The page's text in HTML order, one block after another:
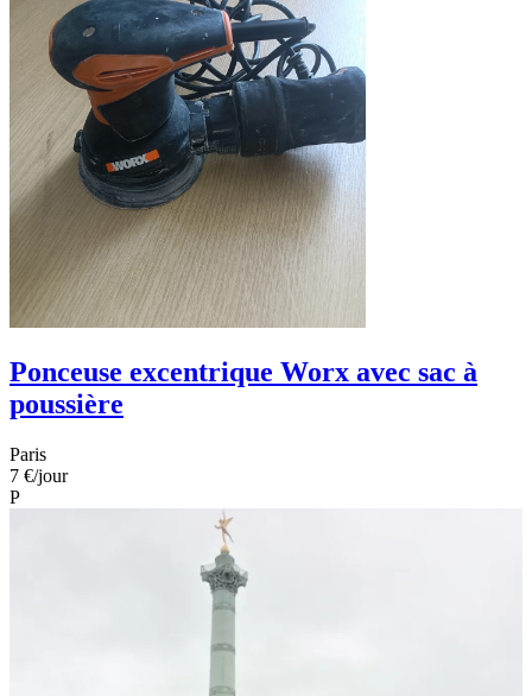
Ponceuse excentrique Worx avec sac à
poussière
Paris
7 €/jour
P